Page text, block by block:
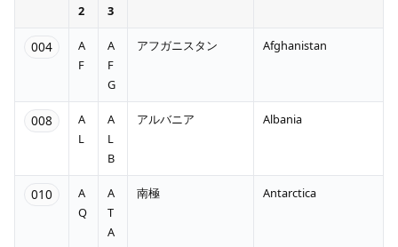
2
3
004
A
F
A
F
G
アフガニスタン Afghanistan
008
A
L
A
L
B
アルバニア Albania
010
A
Q
A
T
A
南極 Antarctica